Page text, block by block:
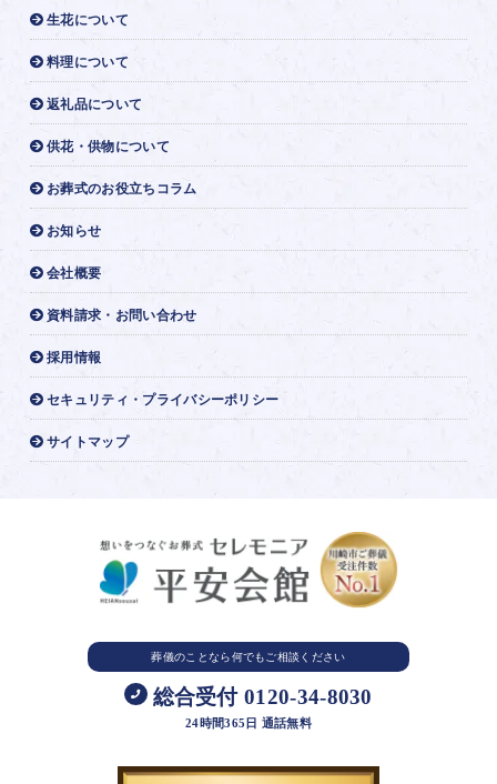
生花について
料理について
返礼品について
供花・供物について
お葬式のお役立ちコラム
お知らせ
会社概要
資料請求・お問い合わせ
採用情報
セキュリティ・プライバシーポリシー
サイトマップ
葬儀のことなら何でもご相談ください
総合受付 0120-34-8030
24時間365日 通話無料